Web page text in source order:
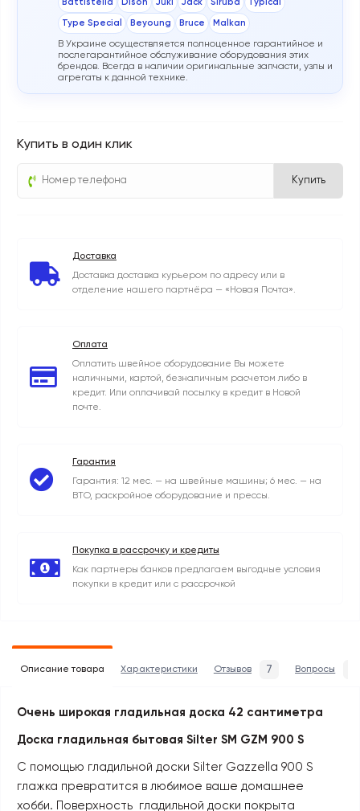
Battistella Dison Juki Jack Siruba Typical
Type Special Beyoung Bruce Malkan
В Украине осуществляется полноценное гарантийное и
послегарантийное обслуживание оборудования этих
брендов. Всегда в наличии оригинальные запчасти, узлы и
агрегаты к данной технике.
Купить в один клик
Купить
Доставка
Доставка доставка курьером по адресу или в
отделение нашего партнёра — «Новая Почта».
Оплата
Оплатить швейное оборудование Вы можете
наличными, картой, безналичным расчетом либо в
кредит. Или оплачивай посылку в кредит в Новой
почте.
Гарантия
Гарантия: 12 мес. — на швейные машины; 6 мес. — на
ВТО, раскройное оборудование и прессы.
Покупка в рассрочку и кредиты
Как партнеры банков предлагаем выгодные условия
покупки в кредит или с рассрочкой
Описание товара Характеристики Отзывов 7 Вопросы
Очень широкая гладильная доска 42 сантиметра
Доска гладильная бытовая Silter SM GZM 900 S
С помощью гладильной доски Silter Gazzella 900 S
глажка превратится в любимое ваше домашнее
хобби. Поверхность гладильной доски покрыта